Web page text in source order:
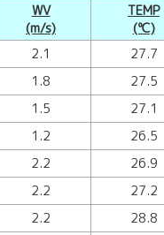
WV
(m/s)
TEMP
(℃)
2.1 27.7
1.8 27.5
1.5 27.1
1.2 26.5
2.2 26.9
2.2 27.2
2.2 28.8